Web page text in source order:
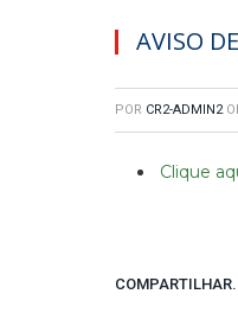
AVISO
POR CR2-ADMIN2
Clique
COMPARTILHAR.